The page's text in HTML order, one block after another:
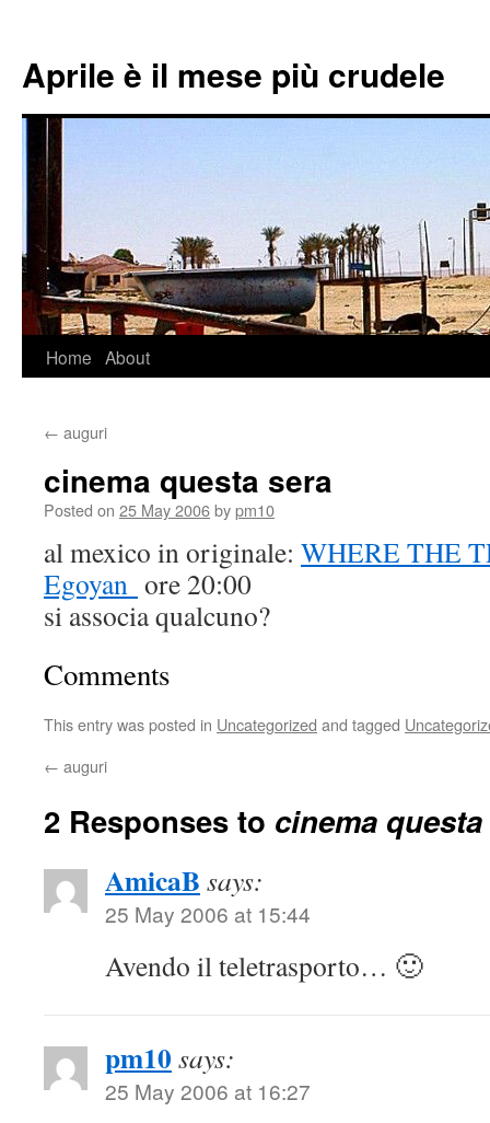
Aprile è il mese più crudele
Skip
content
Home About
← auguri
cinema questa sera
Posted on 25 May 2006bypm10
al mexico in originale: WHERE THE
Egoyan ore 20:00
si associa qualcuno?
Comments
This entry was posted in Uncategorized and tagged
← auguri
2 Responses to cinema
AmicaB says:
25 May 2006 at 15:44
Avendo il teletrasporto… 🙂
pm10says:
25 May 2006 at 16:27